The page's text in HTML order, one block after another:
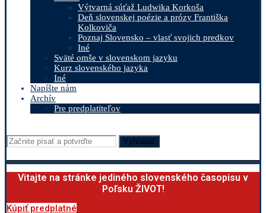
Výtvarná súťaž Ludwika Korkoša
Deň slovenskej poézie a prózy Františka
Kolkoviča
Poznaj Slovensko – vlasť svojich predkov
Iné
Sväté omše v slovenskom jazyku
Kurz slovenského jazyka
Iné
Napíšte nám
Archív
Pre predplatiteľov
Vyhľadať
Vitajte na stránke jediného slovenského časopisu v
Poľsku ŽIVOT!
Kúpiť predplatné